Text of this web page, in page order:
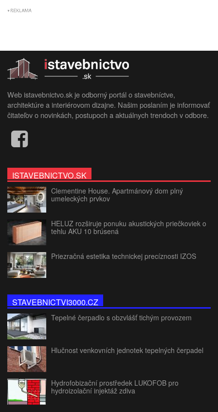
Web istavebnictvo.sk je odborný portál o stavebníctve,
architektúre a interiérovom dizajne. Našim poslaním je informovať
čitateľov o novinkách, postupoch a aktuálnych trendoch v odbore.
ISTAVEBNICTVO.SK
Clementine House. Apartmánový dom plný
umeleckých prvkov
HELUZ rozširuje ponuku akustických priečkoviek o
tehlu AKU 10 brúsená
Priezračná estetika technickej precíznosti IZOS
STAVEBNICTVI3000.CZ
Tepelné čerpadlo s obzvlášť tichým provozem
Hlučnost venkovních jednotek tepelných čerpadel
Hydrofobizační prostředek LUKOFOB pro
hydroizolační injektáž zdiva